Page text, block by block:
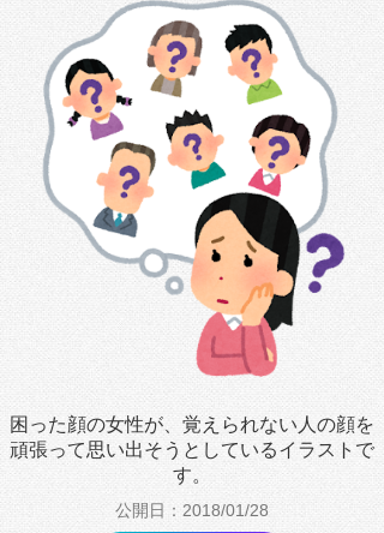
困った顔の女性が、覚えられない人の顔を
頑張って思い出そうとしているイラストで
す。
公開日：2018/01/28